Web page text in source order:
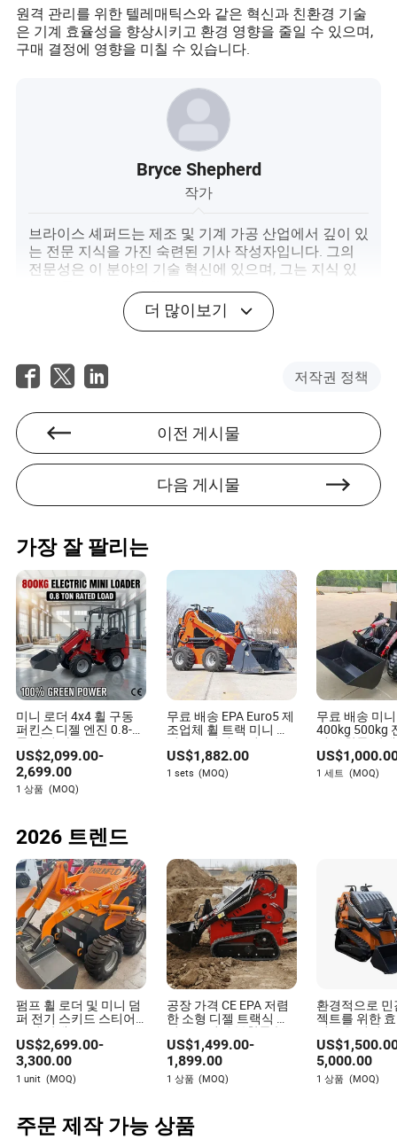
원격 관리를 위한 텔레매틱스와 같은 혁신과 친환경 기술
은 기계 효율성을 향상시키고 환경 영향을 줄일 수 있으며,
구매 결정에 영향을 미칠 수 있습니다.
Bryce Shepherd
작가
브라이스 셰퍼드는 제조 및 기계 가공 산업에서 깊이 있
는 전문 지식을 가진 숙련된 기사 작성자입니다. 그의
전문성은 이 분야의 기술 혁신에 있으며, 그는 지식 있
더 많이보기
저작권 정책
이전 게시물
다음 게시물
가장 잘 팔리는
미니 로더 4x4 휠 구동
퍼킨스 디젤 엔진 0.8-5
톤 정격 하중
US$2,099.00-
2,699.00
1 상품 (MOQ)
무료 배송 EPA Euro5 제
조업체 휠 트랙 미니 스
키드 스티어 로더
US$1,882.00
1 sets (MOQ)
무료 배송 미
400kg 500kg
더 부착물 판
US$
1 세트 (MOQ)
2026 트렌드
펌프 휠 로더 및 미니 덤
퍼 전기 스키드 스티어
로더 판매
US$2,699.00-
3,300.00
1 unit (MOQ)
공장 가격 CE EPA 저렴
한 소형 디젤 트랙식 스
키드 스티어 부착물 눈
불리기 전기 미니 스키
드 스티어 로더
US$1,499.00-
1,899.00
1 상품 (MOQ)
환경적으로
젝트를 위한
저소음 전기
휠 스키드 스
US$
5,000.00
1 상품 (MOQ)
주문 제작 가능 상품